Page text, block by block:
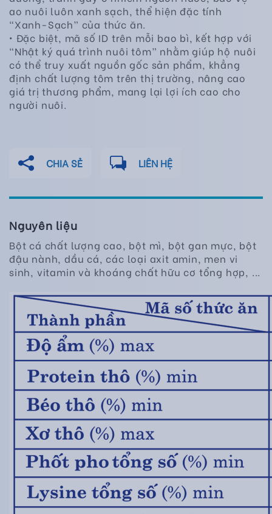
ao nuôi luôn xanh sạch, thể hiện đặc tính
“Xanh-Sạch” của thức ăn.
• Đặc biệt, mã số ID trên mỗi bao bì, kết hợp với
“Nhật ký quá trình nuôi tôm” nhằm giúp hộ nuôi
có thể truy xuất nguồn gốc sản phẩm, khẳng
định chất lượng tôm trên thị trường, nâng cao
giá trị thương phẩm, mang lại lợi ích cao cho
người nuôi.
CHIA SẺ LIÊN HỆ
Nguyên liệu
Bột cá chất lượng cao, bột mì, bột gan mực, bột
đậu nành, dầu cá, các loại axit amin, men vi
sinh, vitamin và khoáng chất hữu cơ tổng hợp, ...